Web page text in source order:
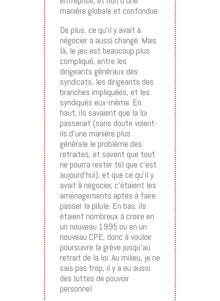
manière globale et confondue.
De plus, ce qu’il y avait à
négocier a aussi changé. Mais
là, le jeu est beaucoup plus
compliqué, entre les
dirigeants généraux des
syndicats, les dirigeants des
branches impliquées, et les
syndiqués eux-même. En
haut, ils savaient que la loi
passerait (sans doute voient-
ils d’une manière plus
générale le problème des
retraites, et savent que tout
ne pourra rester tel que c’est
aujourd’hui), et que ce qu’il y
avait à négocier, c’étaient les
aménagements aptes à faire
passer la pilule. En bas, ils
étaient nombreux à croire en
un nouveau 1995 ou en un
nouveau CPE, donc à vouloir
poursuivre la grève jusqu’au
retrait de la loi. Au milieu, je ne
sais pas trop, il y a eu aussi
des luttes de pouvoir
personnel.